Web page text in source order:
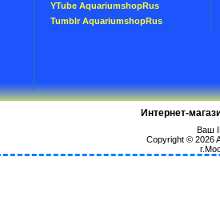
YTube AquariumshopRus
Tumblr AquariumshopRus
Интернет-
Ваш
Copyright © 2026